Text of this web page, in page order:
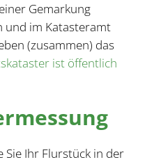
Gemarkung
und im Katasteramt
(zusammen) das
ist öffentlich
Sie Ihr Flurstück in der